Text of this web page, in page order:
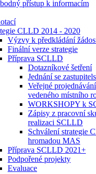
přístup k informacím
CLLD 2014 - 2020
Výzvy k předkládání
Finální verze strategie
Příprava SCLLD
Dotazníkové šetření
Jednání se
Veřejné
vedeného místního
WORKSHOPY k
Zápisy z pracovní
realizaci SCLLD
Schválení strategie
hromadou MAS
Příprava SCLLD 2021+
Podpořené projekty
Evaluace